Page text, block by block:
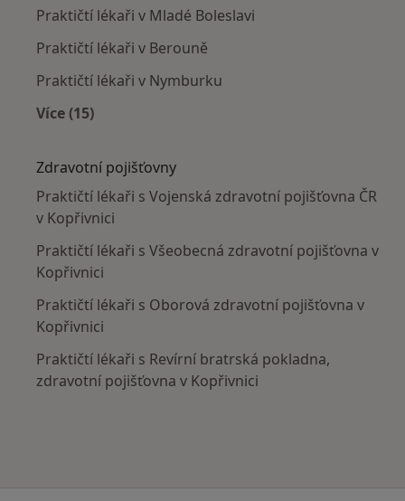
Praktičtí lékaři v Mladé Boleslavi
Praktičtí lékaři v Berouně
Praktičtí lékaři v Nymburku
Více (15)
Zdravotní pojišťovny
Praktičtí lékaři s Vojenská zdravotní pojišťovna ČR
v Kopřivnici
Praktičtí lékaři s Všeobecná zdravotní pojišťovna v
Kopřivnici
Praktičtí lékaři s Oborová zdravotní pojišťovna v
Kopřivnici
Praktičtí lékaři s Revírní bratrská pokladna,
zdravotní pojišťovna v Kopřivnici